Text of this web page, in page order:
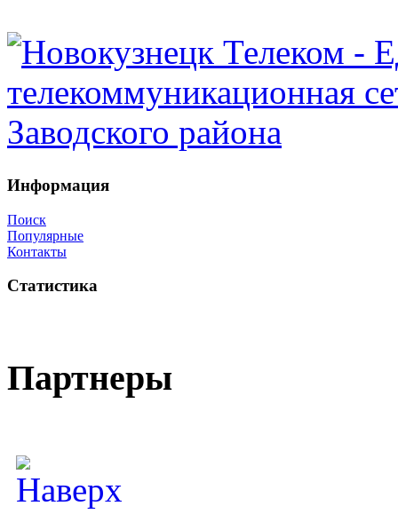
Информация
Поиск
Популярные
Контакты
Статистика
Партнеры